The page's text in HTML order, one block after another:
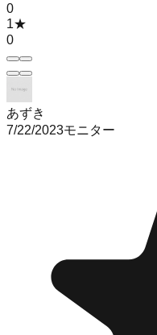
0
1★
0
あずき
7/22/2023モニター